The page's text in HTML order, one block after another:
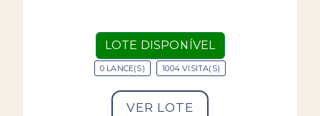
LOTE DISPONÍVEL
0 LANCE(S) 1004 VISITA(S)
VER LOTE